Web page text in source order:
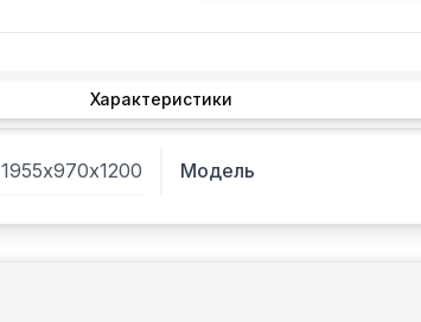
Характеристики
1955х970х1200 Модель